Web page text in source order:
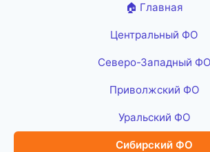
🏠 Главная
Центральный ФО
Северо-Западный ФО
Приволжский ФО
Уральский ФО
Сибирский ФО